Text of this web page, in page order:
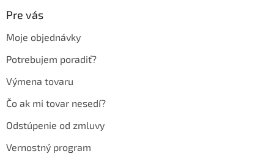
Pre vás
Moje objednávky
Potrebujem poradiť?
Výmena tovaru
Čo ak mi tovar nesedí?
Odstúpenie od zmluvy
Vernostný program